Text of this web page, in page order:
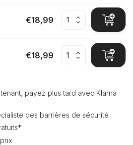
€18,99
€18,99
payez plus tard avec Klarna
des barrières de sécurité